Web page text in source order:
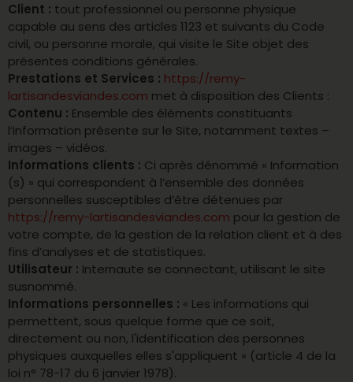
Client : tout professionnel ou personne physique
capable au sens des articles 1123 et suivants du Code
civil, ou personne morale, qui visite le Site objet des
présentes conditions générales.
Prestations et Services : https://remy-
lartisandesviandes.com met à disposition des Clients :
Contenu : Ensemble des éléments constituants
l’information présente sur le Site, notamment textes –
images – vidéos.
Informations clients : Ci après dénommé « Information
(s) » qui correspondent à l’ensemble des données
personnelles susceptibles d’être détenues par
https://remy-lartisandesviandes.com pour la gestion de
votre compte, de la gestion de la relation client et à des
fins d’analyses et de statistiques.
Utilisateur : Internaute se connectant, utilisant le site
susnommé.
Informations personnelles : « Les informations qui
permettent, sous quelque forme que ce soit,
directement ou non, l'identification des personnes
physiques auxquelles elles s'appliquent » (article 4 de la
loi n° 78-17 du 6 janvier 1978).